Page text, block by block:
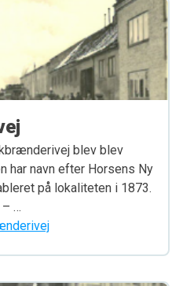
blev blev
har navn efter Horsens Ny
på lokaliteten i 1873.
– …